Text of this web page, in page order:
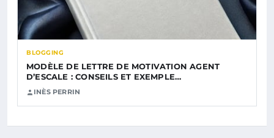
BLOGGING
MODÈLE DE LETTRE DE MOTIVATION AGENT
D’ESCALE : CONSEILS ET EXEMPLE…
INÈS PERRIN